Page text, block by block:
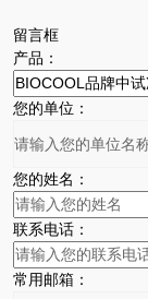
留言框
产品：
您的单位：
您的姓名：
联系电话：
常用邮箱：